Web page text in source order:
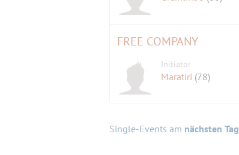
FREE COMPANY
Initiator
Maratiri (78)
Single-Events am nächsten Tag